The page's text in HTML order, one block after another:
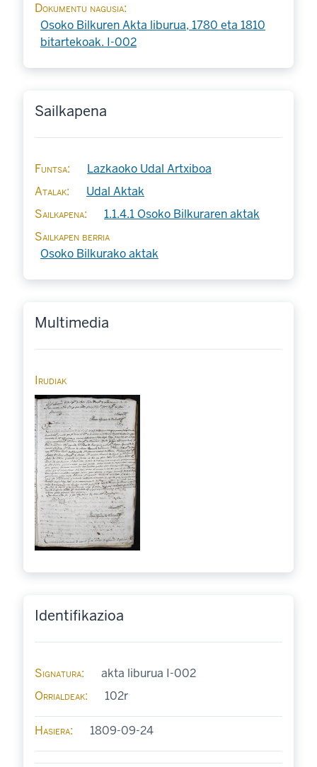
Dokumentu nagusia
Osoko Bilkuren Akta liburua, 1780 eta 1810
bitartekoak. I-002
Sailkapena
Funtsa
Lazkaoko Udal Artxiboa
Atalak
Udal Aktak
Sailkapena
1.1.4.1 Osoko Bilkuraren aktak
Sailkapen berria
Osoko Bilkurako aktak
Multimedia
Irudiak
Identifikazioa
Signatura
akta liburua I-002
Orrialdeak
102r
Hasiera 1809-09-24